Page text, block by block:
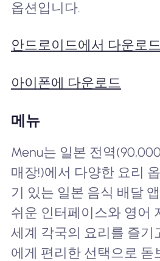
옵션입니다.
안드로이드에서 다운로드
아이폰에 다운로드
메뉴
Menu는 일본 전역
매장!)에서 다양한 요리
기 있는 일본 음식 배달
쉬운 인터페이스와 영어
세계 각국의 요리를 즐기
에게 편리한 선택으로 돋